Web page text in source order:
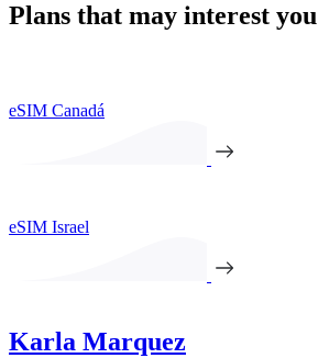
Plans that may interest you
eSIM Canadá
eSIM Israel
Karla Marquez